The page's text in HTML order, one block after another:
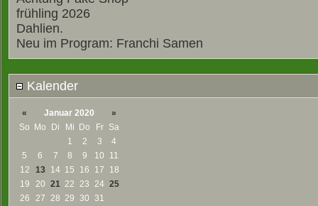
frühling 2026
Dahlien.
Neu im Program: Franchi Samen
Kalender
« Januar 2020
»
So Mo Di Mi Do Fr
Sa
1
2 3
4
5
6 7 8 9 10
11
12
13 14 15 16 17
18
19
20 21 22 23 24 25
26
27 28 29 30 31